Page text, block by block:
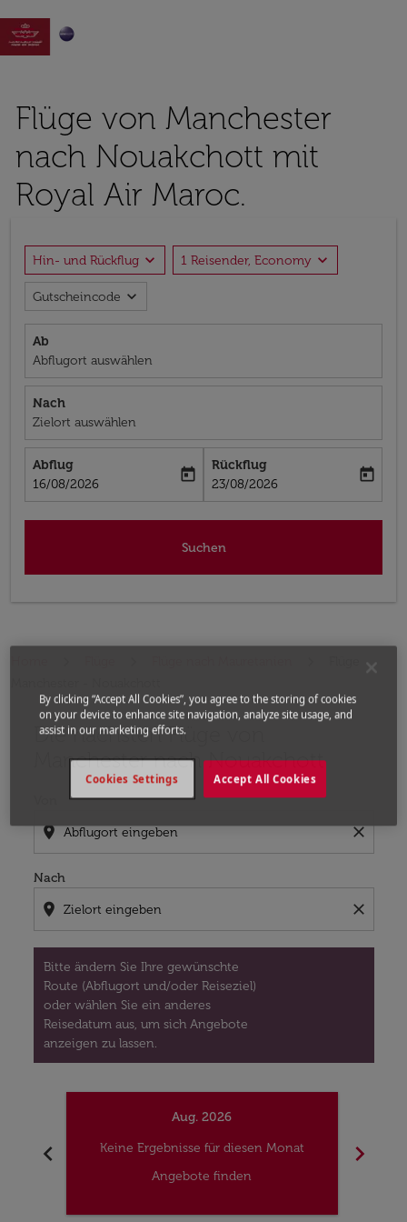

Flüge von Manchester
nach Nouakchott mit
Royal Air Maroc.
Hin- und Rückflug expand_more 1 Reisender, Economy expand_more
Gutscheincode expand_more
Ab
Abflugort auswählen
Nach
Zielort auswählen
Abflug
fc-booking-departure-date-aria-label
16/08/2026
today
Rückflug
fc-booking-return-date-aria-label
23/08/2026
today
Suchen
Die nächsten Flüge von
Manchester nach Nouakchott
location_on close
Nach
location_on close
Bitte ändern Sie Ihre gewünschte
Route (Abflugort und/oder Reiseziel)
oder wählen Sie ein anderes
Reisedatum aus, um sich Angebote
anzeigen zu lassen.
Bitte ändern Sie Ihre gewünschte Route (Abflugort
chevron_left
Aug. 2026
Keine Ergebnisse für diesen Monat
Angebote finden
chevron_right
By clicking “Accept All Cookies”, you agree to the storing of cookies
on your device to enhance site navigation, analyze site usage, and
assist in our marketing efforts.
Accept All Cookies
Cookies Settings